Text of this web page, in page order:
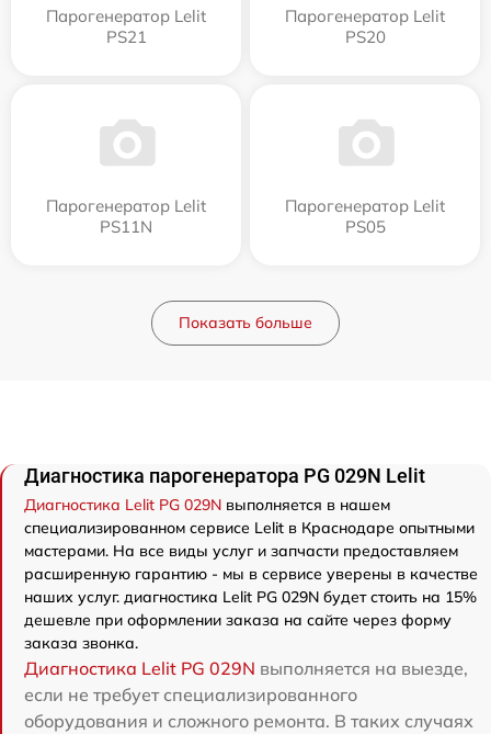
Парогенератор Lelit
PS21
Парогенератор Lelit
PS20
Парогенератор Lelit
PS11N
Парогенератор Lelit
PS05
Показать больше
Диагностика парогенератора PG 029N Lelit
Диагностика Lelit PG 029N выполняется в нашем
специализированном сервисе Lelit в Краснодаре опытными
мастерами. На все виды услуг и запчасти предоставляем
расширенную гарантию - мы в сервисе уверены в качестве
наших услуг. диагностика Lelit PG 029N будет стоить на 15%
дешевле при оформлении заказа на сайте через форму
заказа звонка.
Диагностика Lelit PG 029N выполняется на выезде,
если не требует специализированного
оборудования и сложного ремонта. В таких случаях